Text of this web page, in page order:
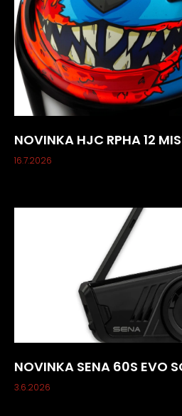
NOVINKA HJC RPHA 12
16.7.2026
NOVINKA SENA 60S EVO
3.6.2026